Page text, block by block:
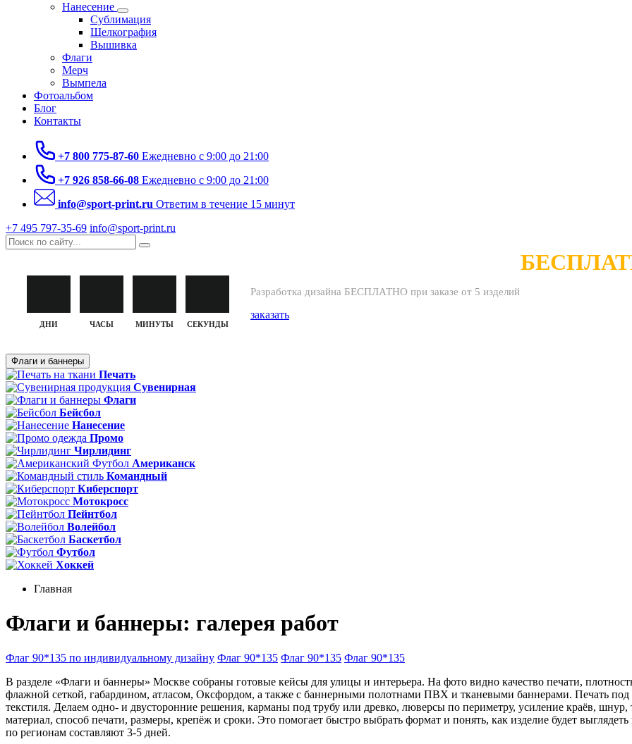
Нанесение
Сублимация
Шелкография
Вышивка
Флаги
Мерч
Вымпела
Фотоальбом
Блог
Контакты
+7 800 775-87-60 Ежедневно с 9:00 до 21:00
+7 926 858-66-08 Ежедневно с 9:00 до 21:00
info@sport-print.ru Ответим в течение 15 минут
+7 495 797‑35-69 info@sport-print.ru
ДНИ ЧАСЫ МИНУТЫ СЕКУНДЫ
Разработка дизайна БЕСПЛАТНО при заказе от 5 изделий
заказать
Флаги и баннеры
Печать
Сувенирная
Флаги
Бейсбол
Нанесение
Промо
Чирлидинг
Американск
Командный
Киберспорт
Мотокросс
Пейнтбол
Волейбол
Баскетбол
Футбол
Хоккей
Главная
Флаги и баннеры: галерея работ
Флаг 90*135 по индивидуальному дизайну Флаг 90*135 Флаг 90*135 Флаг 90*135
В разделе «Флаги и баннеры» Москве собраны готовые кейсы для улицы и интерьера. На фото видно качество печати,
флажной сеткой, габардином, атласом, Оксфордом, а также с баннерными полотнами ПВХ и тканевыми баннерами. Печать
текстиля. Делаем одно- и двусторонние решения, карманы под трубу или древко, люверсы по периметру, усиление краёв,
материал, способ печати, размеры, крепёж и сроки. Это помогает быстро выбрать формат и понять, как изделие будет
по регионам составляют 3-5 дней.